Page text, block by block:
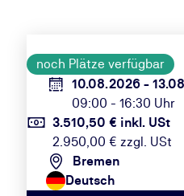
noch Plätze verfügbar
10.08.2026 -
09:00 - 16:30 Uhr
3.510,50 € inkl. USt
2.950,00 € zzgl. USt
Bremen
Deutsch